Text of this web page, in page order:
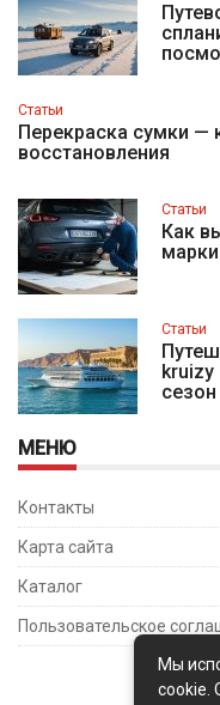
Статьи
Перекраска сумки —
восстановления
Статьи
Как
Статьи
kruizy
МЕНЮ
Контакты
Карта сайта
Каталог
Пользовательское
Мы
cookie.